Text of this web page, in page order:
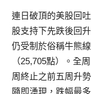
連日破頂的美股回
股支持下先跌後回
仍受制於俗稱牛熊
（25,705點）。全
周終止之前五周升
隨即湧現，跌幅最